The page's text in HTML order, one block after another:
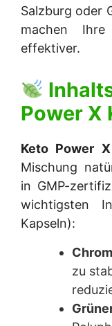
Salzburg oder
machen
effektiver.
Power X
Keto Power X
Mischung
in GMP-
wichtigsten
Kapseln):
zu